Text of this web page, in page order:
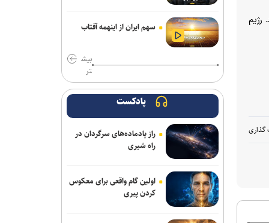
رژیم
گذاری
برنی سندرز: ترامپ خطرناک‌ ترین رئیس‌
جمهور تاریخ آمریکا است
قشقاوی: آمریکا یک هفته پس از تفاهم
نظرسنجی رویترز: آمریکایی‌ها نگران
پیامد‌های جنگ با ایران و افزایش قیمت
پاکستان: خواهان جنگ با افغانستان
نیستیم؛ طالبان باید حمایت از تروریسم را
متوقف کند
افزایش مهاجرت نخبگان از اراضی اشغالی؛
زیان میلیاردی برای رژیم صهیونیستی
سهم ایران از اینهمه آفتاب
بیش
تر
پادکست
راز پادماده‌های سرگردان در
راه شیری
اولین گام واقعی برای معکوس
کردن پیری